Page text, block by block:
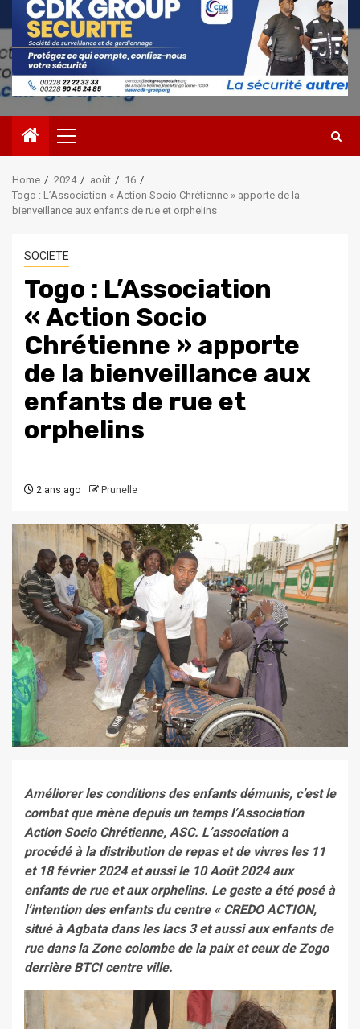
Primary
Menu
Home 2024 août
16
Togo : L’Association « Action Socio Chrétienne » apporte de la
bienveillance aux enfants de rue et orphelins
SOCIETE
Togo : L’Association
« Action Socio
Chrétienne » apporte
de la bienveillance aux
enfants de rue et
orphelins
2 ans ago Prunelle
Améliorer les conditions des enfants démunis, c’est le
combat que mène depuis un temps l’Association
Action Socio Chrétienne, ASC. L’association a
procédé à la distribution de repas et de vivres les 11
et 18 février 2024 et aussi le 10 Août 2024 aux
enfants de rue et aux orphelins. Le geste a été posé à
l’intention des enfants du centre « CREDO ACTION,
situé à Agbata dans les lacs 3 et aussi aux enfants de
rue dans la Zone colombe de la paix et ceux de Zogo
derrière BTCI centre ville.